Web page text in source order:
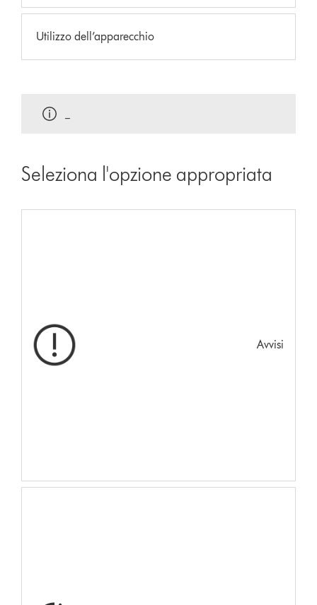
Utilizzo dell’apparecchio
Seleziona l'opzione appropriata
Avvisi